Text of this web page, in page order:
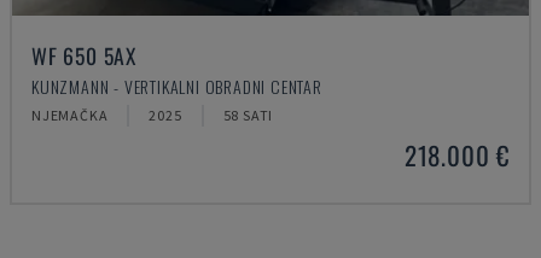
WF 650 5AX
KUNZMANN - VERTIKALNI OBRADNI CENTAR
NJEMAČKA 2025 58 SATI
218.000 €